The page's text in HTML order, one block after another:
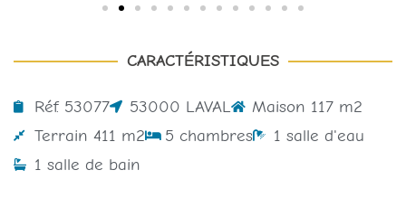
CARACTÉRISTIQUES
Réf. 53077 53000 LAVAL
Maison 117 m2
Terrain 411 m2
5 chambres
1 salle d'eau
1 salle de bain